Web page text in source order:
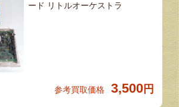
ード リトルオーケストラ
参考買取価格 3,500 円